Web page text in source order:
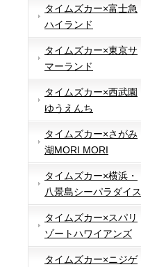
タイムズカー×富士急
ハイランド
タイムズカー×東京サ
マーランド
タイムズカー×西武園
ゆうえんち
タイムズカー×さがみ
湖MORI MORI
タイムズカー×横浜・
八景島シーパラダイス
タイムズカー×スパリ
ゾートハワイアンズ
タイムズカー×ニジゲ